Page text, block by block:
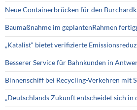
Neue Containerbrücken für den
Baumaßnahme im geplantenRahmen
„Katalist“ bietet verifizierte
Besserer Service für Bahnkunden in
Binnenschiff bei Recycling-Verkehren mit
„Deutschlands Zukunft entscheidet sich in